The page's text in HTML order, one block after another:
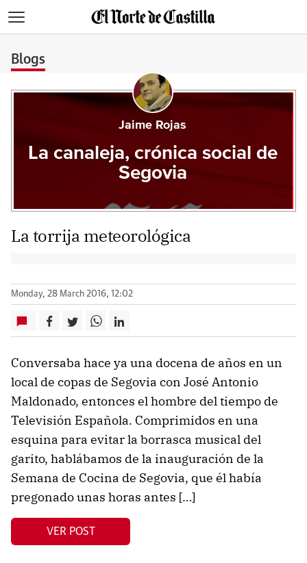
Blogs
Jaime Rojas
La canaleja, crónica social de
Segovia
La torrija meteorológica
Monday, 28 March 2016, 12:02
Conversaba hace ya una docena de años en un
local de copas de Segovia con José Antonio
Maldonado, entonces el hombre del tiempo de
Televisión Española. Comprimidos en una
esquina para evitar la borrasca musical del
garito, hablábamos de la inauguración de la
Semana de Cocina de Segovia, que él había
pregonado unas horas antes […]
VER POST